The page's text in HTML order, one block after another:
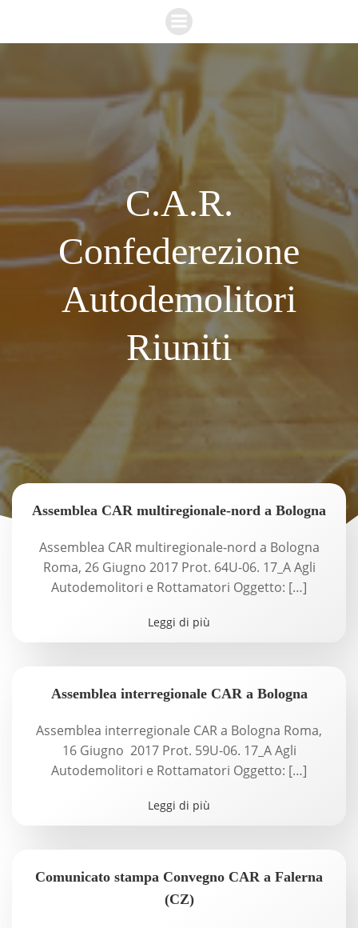
Vai
al
contenuto
C.A.R.
Confederezione
Autodemolitori
Riuniti
Assemblea CAR multiregionale-nord a Bologna
Assemblea CAR multiregionale-nord a Bologna
Roma, 26 Giugno 2017 Prot. 64U-06. 17_A Agli
Autodemolitori e Rottamatori Oggetto: […]
Leggi di più
Assemblea interregionale CAR a Bologna
Assemblea interregionale CAR a Bologna Roma,
16 Giugno 2017 Prot. 59U-06. 17_A Agli
Autodemolitori e Rottamatori Oggetto: […]
Leggi di più
Comunicato stampa Convegno CAR a Falerna
(CZ)